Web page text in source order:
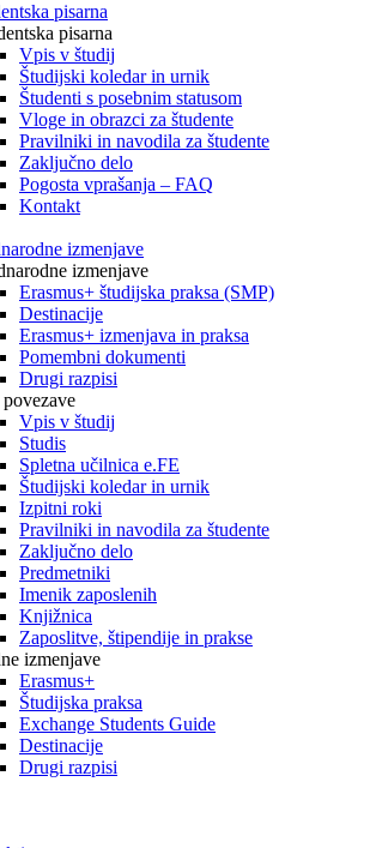
pisarna
pisarna
Vpis v študij
Študijski koledar in urnik
Študenti s posebnim statusom
Vloge in obrazci za študente
Pravilniki in navodila za študente
Zaključno delo
Pogosta vprašanja – FAQ
Kontakt
izmenjave
izmenjave
Erasmus+ študijska praksa (SMP)
Destinacije
Erasmus+ izmenjava in praksa
Pomembni dokumenti
Drugi razpisi
Vpis v študij
Studis
Spletna učilnica e.FE
Študijski koledar in urnik
Izpitni roki
Pravilniki in navodila za študente
Zaključno delo
Predmetniki
Imenik zaposlenih
Knjižnica
Zaposlitve, štipendije in prakse
izmenjave
Erasmus+
Študijska praksa
Exchange Students Guide
Destinacije
Drugi razpisi